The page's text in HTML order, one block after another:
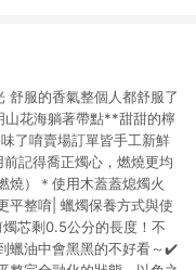
舒服的香氣整個人都舒服了
山花海躺著帶點**甜甜的檸
了唷賣場訂單皆手工新鮮
記得喬正燭心，燃燒更均
燒）＊使用木蓋蓋熄燭火
平整唷| 蠟燭保養方式與使
芯剩0.5公分的長度！不
蠟油中會黑黑的不好看～✔️